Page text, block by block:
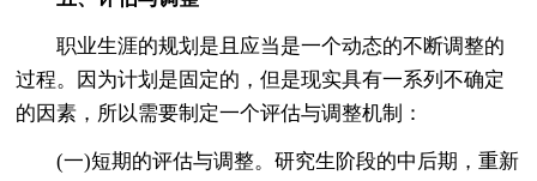
职业生涯的规划是且应当是一个动态的不断调整的
过程。因为计划是固定的，但是现实具有一系列不确定
的因素，所以需要制定一个评估与调整机制：
(一)短期的评估与调整。研究生阶段的中后期，重新